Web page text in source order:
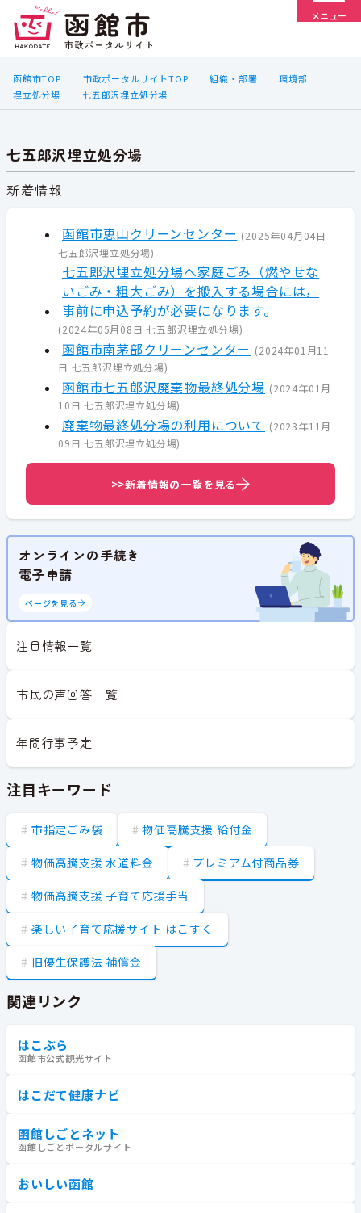
メニュー
函館市TOP 市政ポータルサイトTOP 組織・部署
環境部
埋立処分場
七五郎沢埋立処分場
七五郎沢埋立処分場
新着情報
函館市恵山クリーンセンター (2025年04月04日
七五郎沢埋立処分場)
七五郎沢埋立処分場へ家庭ごみ（燃やせな
いごみ・粗大ごみ）を搬入する場合には，
事前に申込予約が必要になります。
(2024年05月08日 七五郎沢埋立処分場)
函館市南茅部クリーンセンター (2024年01月11
日 七五郎沢埋立処分場)
函館市七五郎沢廃棄物最終処分場 (2024年01月
10日 七五郎沢埋立処分場)
廃棄物最終処分場の利用について (2023年11月
09日 七五郎沢埋立処分場)
>>新着情報の一覧を見る
オンラインの手続き
電子申請
ページを見る
注目情報一覧
市民の声回答一覧
年間行事予定
注目キーワード
市指定ごみ袋 物価高騰支援 給付金
物価高騰支援 水道料金 プレミアム付商品券
物価高騰支援 子育て応援手当
楽しい子育て応援サイト はこすく
旧優生保護法 補償金
関連リンク
はこぶら
函館市公式観光サイト
はこだて健康ナビ
函館しごとネット
函館しごとポータルサイト
おいしい函館